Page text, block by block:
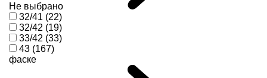
Не выбрано
32/41 (22)
32/42 (19)
33/42 (33)
43 (167)
фаске